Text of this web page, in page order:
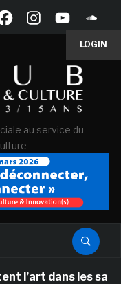
LOGIN
au service du
dans les salles